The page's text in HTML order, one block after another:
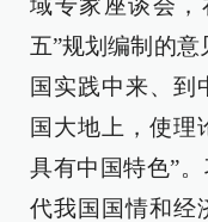
域专家座谈会，
五”规划编制的
国实践中来、到
国大地上，使理
具有中国特色”
代我国国情和经